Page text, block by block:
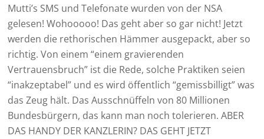
Mutti’s SMS und Telefonate wurden von der NSA
gelesen! Wohooooo! Das geht aber so gar nicht! Jetzt
werden die rethorischen Hämmer ausgepackt, aber so
richtig. Von einem “einem gravierenden
Vertrauensbruch” ist die Rede, solche Praktiken seien
“inakzeptabel” und es wird öffentlich “gemissbilligt” was
das Zeug hält. Das Ausschnüffeln von 80 Millionen
Bundesbürgern, das kann man noch tolerieren. ABER
DAS HANDY DER KANZLERIN? DAS GEHT JETZT